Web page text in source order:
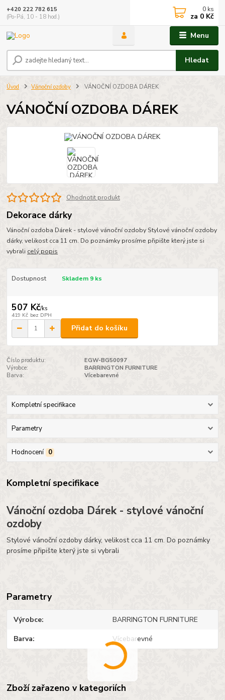
Menu
Hledat
+420 222 782 615
(Po-Pá, 10 - 18 hod.)
0 ks
za 0 Kč
Úvod Vánoční ozdoby VÁNOČNÍ OZDOBA DÁREK
VÁNOČNÍ OZDOBA DÁREK
Ohodnotit produkt
Dekorace dárky
Vánoční ozdoba Dárek - stylové vánoční ozdoby Stylové vánoční ozdoby
dárky, velikost cca 11 cm. Do poznámky prosíme připište který jste si
vybrali celý popis
Dostupnost Skladem 9 ks
507 Kč/ks
419 Kč bez DPH
Přidat do košíku
Číslo produktu:
EGW-BG50097
Výrobce:
BARRINGTON FURNITURE
Barva:
Vícebarevné
Kompletní specifikace
Parametry
Hodnocení 0
Kompletní specifikace
Vánoční ozdoba Dárek - stylové vánoční
ozdoby
Stylové vánoční ozdoby dárky, velikost cca 11 cm. Do poznámky
prosíme připište který jste si vybrali
Parametry
Výrobce BARRINGTON FURNITURE
Barva Vícebarevné
Zboží zařazeno v kategoriích